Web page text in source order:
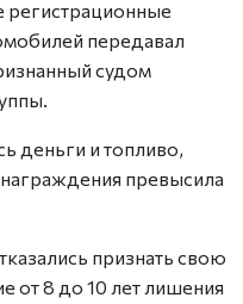
регистрационные
передавал
судом
деньги и топливо,
превысила
признать свою
от 8 до 10 лет лишения